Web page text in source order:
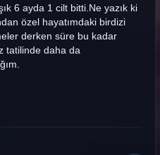
6 ayda 1 cilt bitti.Ne yazık ki
özel hayatımdaki birdizi
derken süre bu kadar
tatilinde daha da